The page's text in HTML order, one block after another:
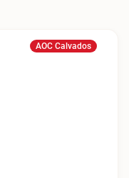
AOC Calvados